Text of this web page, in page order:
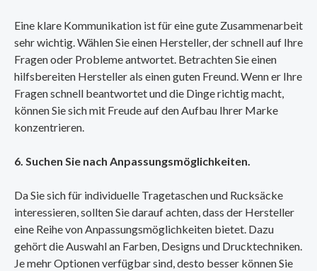
Eine klare Kommunikation ist für eine gute Zusammenarbeit
sehr wichtig. Wählen Sie einen Hersteller, der schnell auf Ihre
Fragen oder Probleme antwortet. Betrachten Sie einen
hilfsbereiten Hersteller als einen guten Freund. Wenn er Ihre
Fragen schnell beantwortet und die Dinge richtig macht,
können Sie sich mit Freude auf den Aufbau Ihrer Marke
konzentrieren.
6. Suchen Sie nach Anpassungsmöglichkeiten.
Da Sie sich für individuelle Tragetaschen und Rucksäcke
interessieren, sollten Sie darauf achten, dass der Hersteller
eine Reihe von Anpassungsmöglichkeiten bietet. Dazu
gehört die Auswahl an Farben, Designs und Drucktechniken.
Je mehr Optionen verfügbar sind, desto besser können Sie